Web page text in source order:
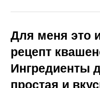
Для меня это
рецепт
Ингредиенты
простая и